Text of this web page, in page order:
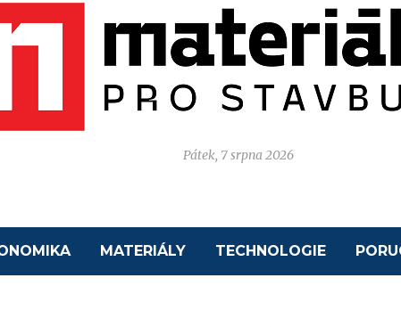
Pátek, 7 srpna 2026
MATERIÁLY TECHNOLOGIE